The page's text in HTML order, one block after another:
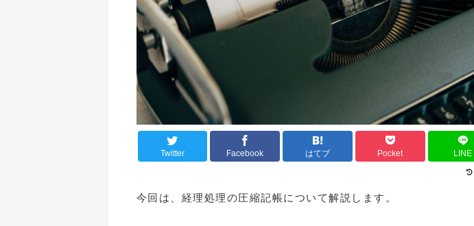
Twitter Facebook はてブ Pocket LINE
今回は、経理処理の圧縮記帳について解説します。